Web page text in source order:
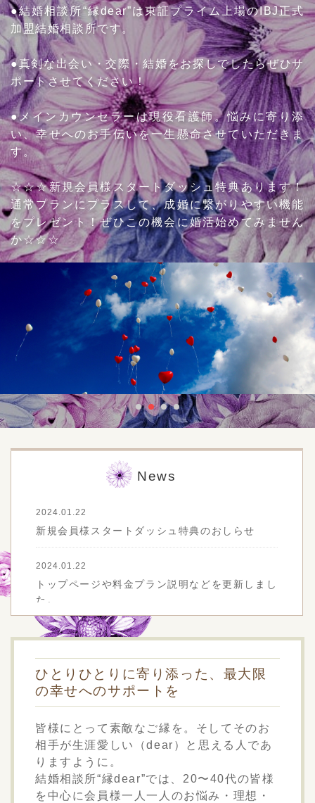
●結婚相談所“縁dear”は東証プライム上場のIBJ正式
加盟結婚相談所です。
●真剣な出会い・交際・結婚をお探しでしたらぜひサ
ポートさせてください！
●メインカウンセラーは現役看護師。悩みに寄り添
い、幸せへのお手伝いを一生懸命させていただきま
す。
☆☆☆新規会員様スタートダッシュ特典あります！
通常プランにプラスして、成婚に繋がりやすい機能
をプレゼント！ぜひこの機会に婚活始めてみません
か☆☆☆
News
2024.01.22
新規会員様スタートダッシュ特典のおしらせ
2024.01.22
トップページや料金プラン説明などを更新しまし
た。
2023.06.03
2023.05.15
プロフィール写真を更新しました。
2023.02.22
ホームページを公開しました。
ひとりひとりに寄り添った、最大限
の幸せへのサポートを
皆様にとって素敵なご縁を。そしてそのお
相手が生涯愛しい（dear）と思える人であ
りますように。
結婚相談所“縁dear”では、20〜40代の皆様
を中心に会員様一人一人のお悩み・理想・